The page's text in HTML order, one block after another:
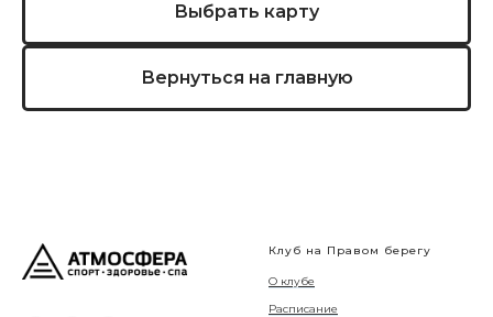
Выбрать карту
Вернуться на главную
Клуб на Правом берегу
О клубе
Расписание